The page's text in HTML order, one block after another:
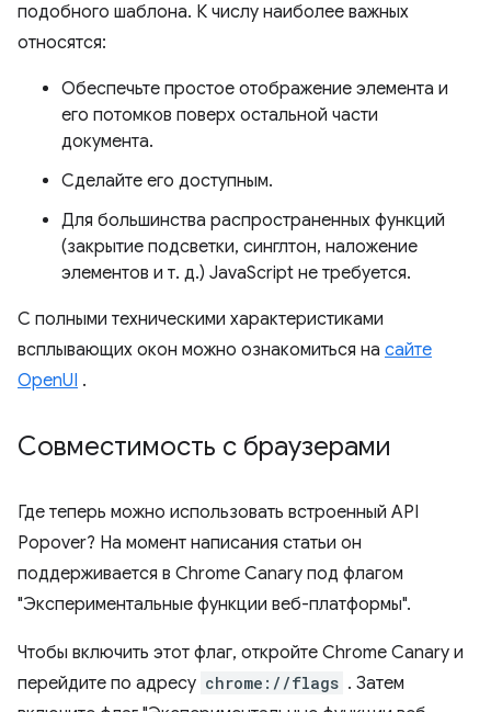
подобного шаблона. К числу наиболее важных
относятся:
Обеспечьте простое отображение элемента и
его потомков поверх остальной части
документа.
Сделайте его доступным.
Для большинства распространенных функций
(закрытие подсветки, синглтон, наложение
элементов и т. д.) JavaScript не требуется.
С полными техническими характеристиками
всплывающих окон можно ознакомиться на сайте
OpenUI .
Совместимость с браузерами
Где теперь можно использовать встроенный API
Popover? На момент написания статьи он
поддерживается в Chrome Canary под флагом
"Экспериментальные функции веб-платформы".
Чтобы включить этот флаг, откройте Chrome Canary и
перейдите по адресу chrome://flags . Затем